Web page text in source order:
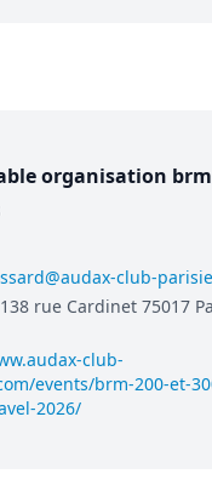
organisation
club-
138 rue Cardinet 75017
club-
events/brm-200-et-
2026/